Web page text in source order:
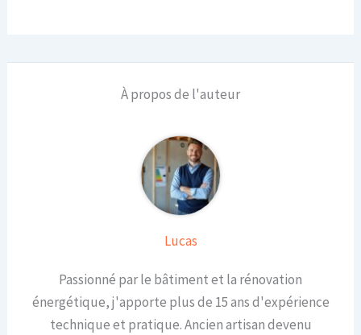
À propos de l'auteur
Lucas
Passionné par le bâtiment et la rénovation
énergétique, j'apporte plus de 15 ans d'expérience
technique et pratique. Ancien artisan devenu